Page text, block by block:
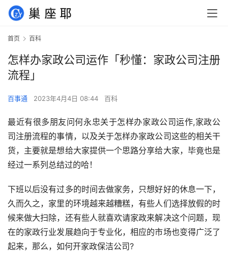
首页 百科
怎样办家政公司运作「秒懂：家政公司注册
流程」
百事通 2023年4月4日 08:44 百科
最近有很多朋友问何永忠关于怎样办家政公司运作,家政公
司注册流程的事情，以及关于怎样办家政公司这些的相关干
货，主要就是想给大家提供一个思路分享给大家，毕竟也是
经过一系列总结过的哈！
下班以后没有过多的时间去做家务，只想好好的休息一下，
久而久之，家里的环境越来越糟糕，有些人们选择放假的时
候来做大扫除，还有些人就喜欢请家政来解决这个问题，现
在的家政行业发展趋向于专业化，相应的市场也变得广泛了
起来，那么，如何开家政保洁公司?